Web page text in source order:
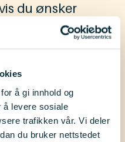
å gi innhold og
å levere sosiale
trafikken vår. Vi deler
du bruker nettstedet
du ønsker